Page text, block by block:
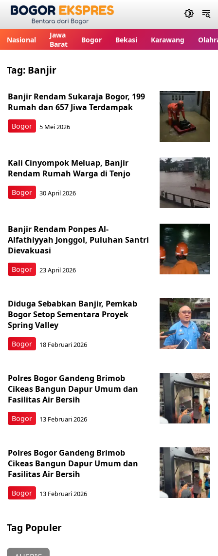
Nasional
Jawa
Barat
Bogor Bekasi Karawang
Tag: Banjir
Bogor
Banjir Rendam Sukaraja Bogor, 199
Rumah dan 657 Jiwa Terdampak
5 Mei 2026
Bogor
Kali Cinyompok Meluap, Banjir
Rendam Rumah Warga di Tenjo
30 April 2026
Bogor
Banjir Rendam Ponpes Al-
Alfathiyyah Jonggol, Puluhan Santri
Dievakuasi
23 April 2026
Bogor
Diduga Sebabkan Banjir, Pemkab
Bogor Setop Sementara Proyek
Spring Valley
18 Februari 2026
Bogor
Polres Bogor Gandeng Brimob
Cikeas Bangun Dapur Umum dan
Fasilitas Air Bersih
13 Februari 2026
Bogor
Polres Bogor Gandeng Brimob
Cikeas Bangun Dapur Umum dan
Fasilitas Air Bersih
13 Februari 2026
Tag Populer